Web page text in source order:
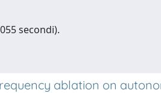
secondi).
ablation on